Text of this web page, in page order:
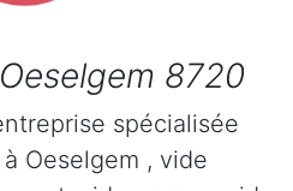
8720
spécialisée
Oeselgem , vide